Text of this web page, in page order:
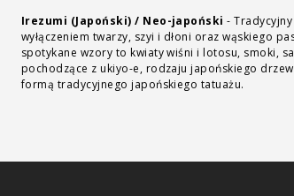
Irezumi (Japoński) / Neo-japoński -
wyłączeniem twarzy, szyi i dłoni oraz wąskiego
spotykane wzory to kwiaty wiśni i lotosu, smoki,
pochodzące z ukiyo-e, rodzaju japońskiego
formą tradycyjnego japońskiego tatuażu.